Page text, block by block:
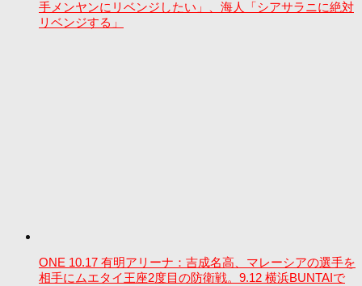
手メンヤンにリベンジしたい」、海人「シアサラニに絶対
リベンジする」
ONE 10.17 有明アリーナ：吉成名高、マレーシアの選手を
相手にムエタイ王座2度目の防衛戦。9.12 横浜BUNTAIで